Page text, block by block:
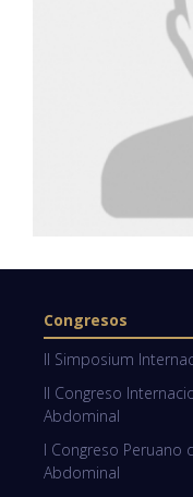
Congresos
II Simposium
II Congreso
Abdominal
I Congreso Peruano
Abdominal